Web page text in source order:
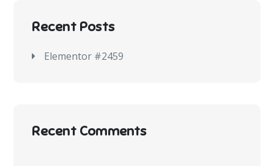
Recent Posts
Elementor #2459
Recent Comments